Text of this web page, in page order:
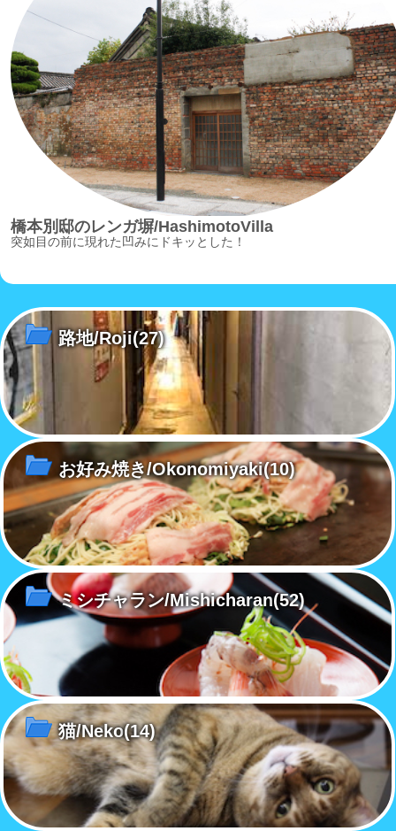
橋本別邸のレンガ塀/HashimotoVilla
突如目の前に現れた凹みにドキッとした！
路地/Roji(27)
お好み焼き/Okonomiyaki(10)
ミシチャラン/Mishicharan(52)
猫/Neko(14)